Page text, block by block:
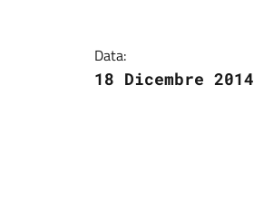
Data:
18 Dicembre 2014